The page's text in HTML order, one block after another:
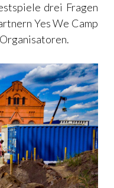
drei Fragen
Yes We Camp